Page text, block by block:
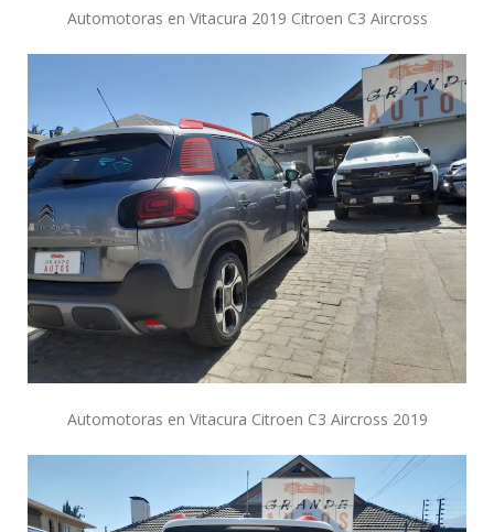
Automotoras en Vitacura 2019 Citroen C3 Aircross
Automotoras en Vitacura Citroen C3 Aircross 2019